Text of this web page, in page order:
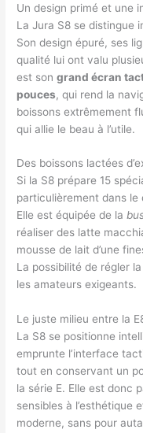
Un design primé et une
La Jura S8 se distingue
Son design épuré, ses
qualité lui ont valu
est songrand écran
pouces, qui rend la
boissons extrêmement
qui allie le beau à l’utile.
Des boissons lactées
Si la S8 prépare 15
particulièrement dans le
Elle est équipée de la
réaliser des latte
mousse de lait d’une
La possibilité de régler
les amateurs exigeants.
Le juste milieu entre la
La S8 se positionne
emprunte l’interface
tout en conservant un
la série E. Elle est donc
sensibles à l’esthétique
moderne, sans pour